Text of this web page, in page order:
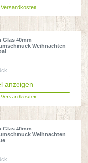
Versandkosten
Glas 40mm
Weihnachten
anzeigen
Versandkosten
Glas 40mm
Weihnachten